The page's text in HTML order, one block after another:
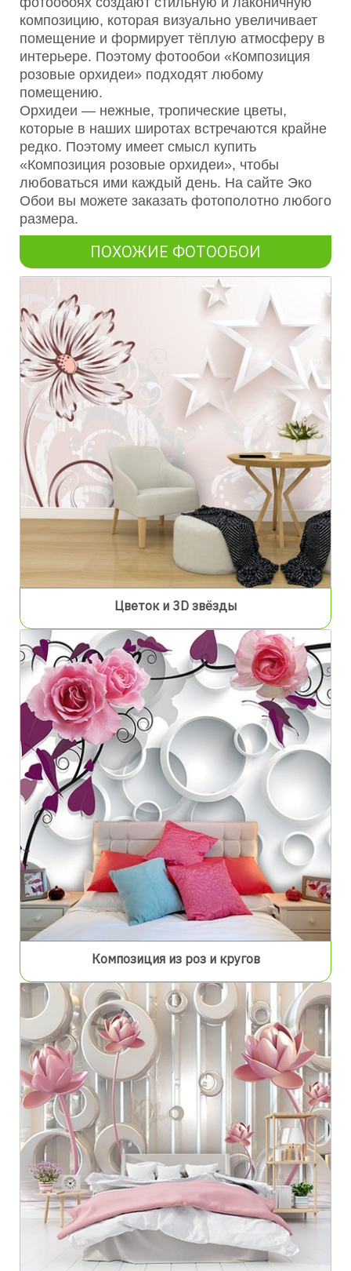
композицию, которая визуально увеличивает
помещение и формирует тёплую атмосферу в
интерьере. Поэтому фотообои «Композиция
розовые орхидеи» подходят любому
помещению.
Орхидеи — нежные, тропические цветы,
которые в наших широтах встречаются крайне
редко. Поэтому имеет смысл купить
«Композиция розовые орхидеи», чтобы
любоваться ими каждый день. На сайте Эко
Обои вы можете заказать фотополотно любого
размера.
ПОХОЖИЕ ФОТООБОИ
Цветок и 3D звёзды
Композиция из роз и кругов